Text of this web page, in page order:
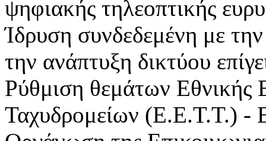
ψηφιακής τηλεοπτικής
Ίδρυση συνδεδεμένη με
την ανάπτυξη δικτύου
Ρύθμιση θεμάτων Εθνικής
Ταχυδρομείων (Ε.Ε.Τ.Τ.) -